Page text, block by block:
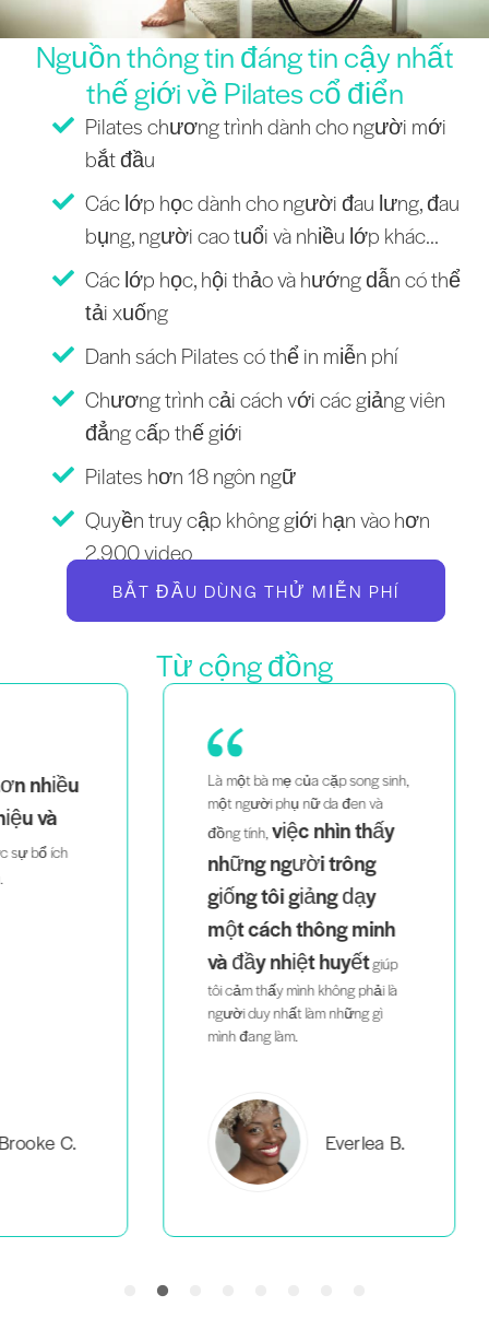
Nguồn thông tin đáng tin cậy nhất
thế giới về Pilates cổ điển
Pilates chương trình dành cho người mới
bắt đầu
Các lớp học dành cho người đau lưng, đau
bụng, người cao tuổi và nhiều lớp khác...
Các lớp học, hội thảo và hướng dẫn có thể
tải xuống
Danh sách Pilates có thể in miễn phí
Chương trình cải cách với các giảng viên
đẳng cấp thế giới
Pilates hơn 18 ngôn ngữ
Quyền truy cập không giới hạn vào hơn
2.900 video
BẮT ĐẦU DÙNG THỬ MIỄN PHÍ
Từ cộng đồng
Là một bà mẹ của cặp song sinh,
một người phụ nữ da đen và
việc nhìn thấy
những người trông
giống tôi giảng dạy
một cách thông minh
và đầy nhiệt huyếtgiúp
tôi cảm thấy mình không phải là
người duy nhất làm những gì
mình đang làm.
Everlea B.